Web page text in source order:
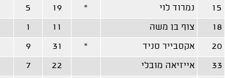
15
נמרוד לוי *
19
5
18
צוף בן משה 11
1
20
אקסבייר סניד *
31
9
33
אייזיאה מובלי 22
7